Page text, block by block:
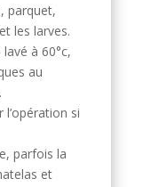
parquet,
les larves.
à 60°c,
au
l’opération si
parfois la
et